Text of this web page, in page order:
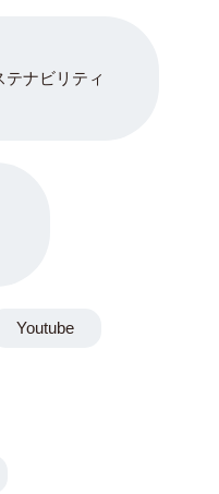
テナビリティ
Youtube